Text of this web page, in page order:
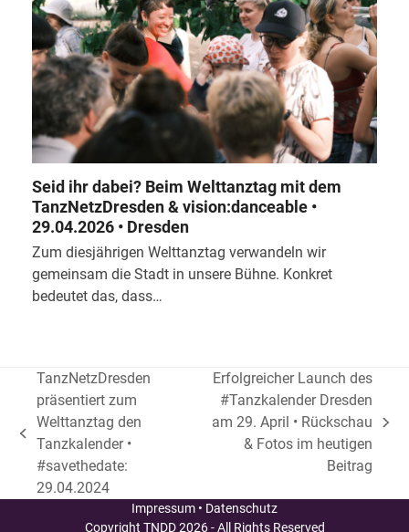
Seid ihr dabei? Beim Welttanztag mit dem
TanzNetzDresden & vision:danceable •
29.04.2026 • Dresden
Zum diesjährigen Welttanztag verwandeln wir
gemeinsam die Stadt in unsere Bühne. Konkret
bedeutet das, dass…
vorheriger
Beitrag:
TanzNetzDresden
präsentiert zum
Welttanztag den
Tanzkalender •
#savethedate:
29.04.2024
Nächster
Beitrag:
Erfolgreicher Launch des
#Tanzkalender Dresden
am 29. April • Rückschau
& Fotos im heutigen
Beitrag
Impressum • Datenschutz
Copyright TNDD2026 - All Rights Reserved